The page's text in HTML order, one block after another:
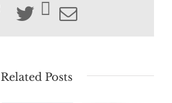
Facebook
TwitterEmail
Related Posts